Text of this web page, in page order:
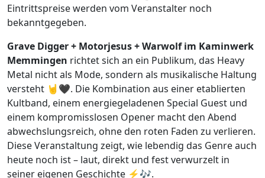
Eintrittspreise werden vom Veranstalter noch
bekanntgegeben.
Grave Digger + Motorjesus + Warwolf im Kaminwerk
Memmingen richtet sich an ein Publikum, das Heavy
Metal nicht als Mode, sondern als musikalische Haltung
versteht 🤘🖤. Die Kombination aus einer etablierten
Kultband, einem energiegeladenen Special Guest und
einem kompromisslosen Opener macht den Abend
abwechslungsreich, ohne den roten Faden zu verlieren.
Diese Veranstaltung zeigt, wie lebendig das Genre auch
heute noch ist – laut, direkt und fest verwurzelt in
seiner eigenen Geschichte ⚡🎶.